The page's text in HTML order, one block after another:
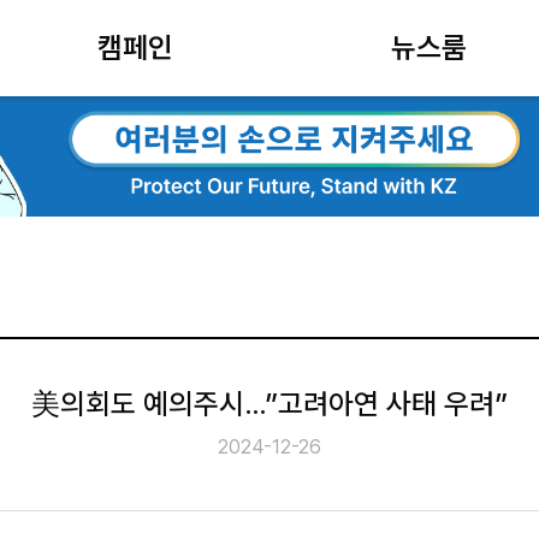
캠페인 뉴스룸
美의회도 예의주시…”고려아연 사태 우려”
2024-12-26